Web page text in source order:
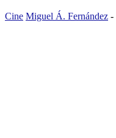
Cine Miguel Á. Fernández -